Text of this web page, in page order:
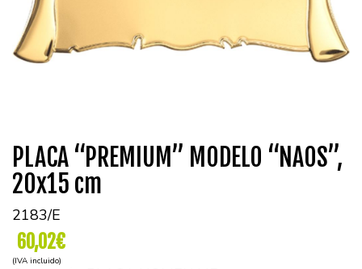
PLACA “PREMIUM” MODELO “NAOS”,
20x15 cm
2183/E
60,02€
(IVA incluido)